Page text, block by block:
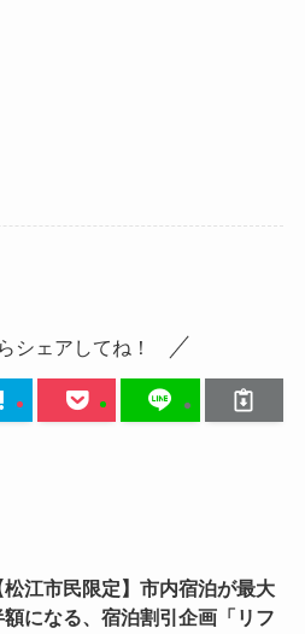
シェアしてね！
松江市民限定】市内宿泊が最大
額になる、宿泊割引企画「リフ